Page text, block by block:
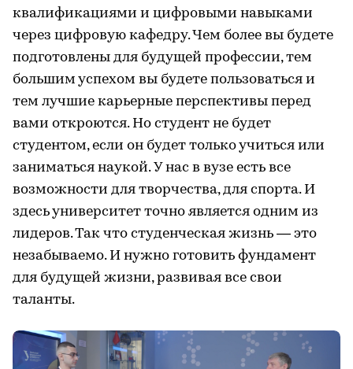
квалификациями и цифровыми навыками
через цифровую кафедру. Чем более вы будете
подготовлены для будущей профессии, тем
большим успехом вы будете пользоваться и
тем лучшие карьерные перспективы перед
вами откроются. Но студент не будет
студентом, если он будет только учиться или
заниматься наукой. У нас в вузе есть все
возможности для творчества, для спорта. И
здесь университет точно является одним из
лидеров. Так что студенческая жизнь — это
незабываемо. И нужно готовить фундамент
для будущей жизни, развивая все свои
таланты.